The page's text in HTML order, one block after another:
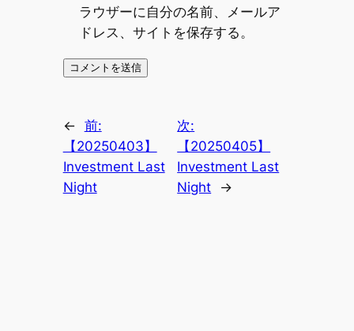
ラウザーに自分の名前、メールア
ドレス、サイトを保存する。
← 前:
【20250403】
Investment Last
Night
次:
【20250405】
Investment Last
Night
→